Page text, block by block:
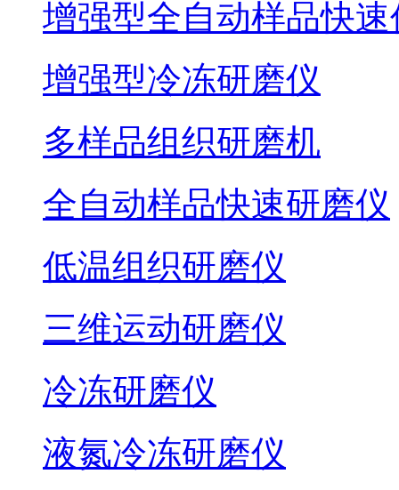
增强型全自动样品快速
增强型冷冻研磨仪
多样品组织研磨机
全自动样品快速研磨仪
低温组织研磨仪
三维运动研磨仪
冷冻研磨仪
液氮冷冻研磨仪